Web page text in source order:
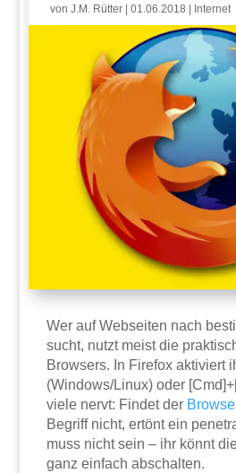
vonJ.M. Rütter |01.06.2018 Internet
Wer auf Webseiten nach
sucht, nutzt meist die
Browsers. In Firefox aktiviert
(Windows/Linux) oder
viele nervt: Findet der
Begriff nicht, ertönt ein
muss nicht sein – ihr könnt
ganz einfach abschalten.